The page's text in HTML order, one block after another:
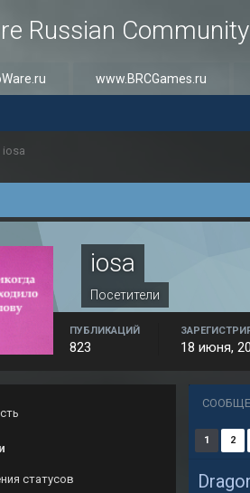
Russian Community
www.BRCGames.ru
iosa
iosa
Посетители
ПУБЛИКАЦИЙ
823 18 июня,
статусов
1 2